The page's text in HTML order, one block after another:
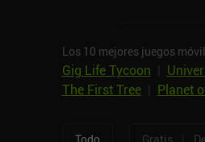
Los 10 mejores juegos
Gig Life Tycoon
The First Tree| Planet